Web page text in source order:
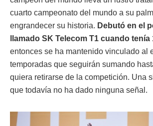
cuarto campeonato del mundo a su
engrandecer su historia. Debutó en el
llamado SK Telecom T1 cuando tenía
entonces se ha mantenido vinculado al
temporadas que seguirán sumando
quiera retirarse de la competición. Una
que todavía no ha dado ninguna señal.